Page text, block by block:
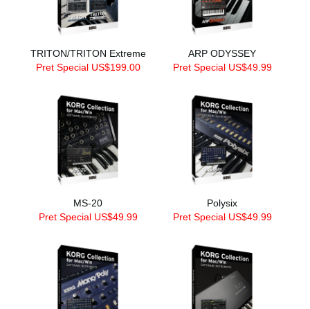
TRITON/TRITON Extreme
Pret Special US$199.00
ARP ODYSSEY
Pret Special US$49.99
MS-20
Pret Special US$49.99
Polysix
Pret Special US$49.99